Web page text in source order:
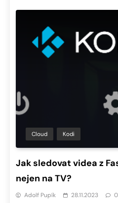
Cloud Kodi
Jak sledovat videa z
nejen na TV?
Adolf Pupík 28.11.2023 0